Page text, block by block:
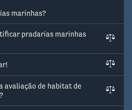
marinhas?
pradarias marinhas
avaliação de habitat de